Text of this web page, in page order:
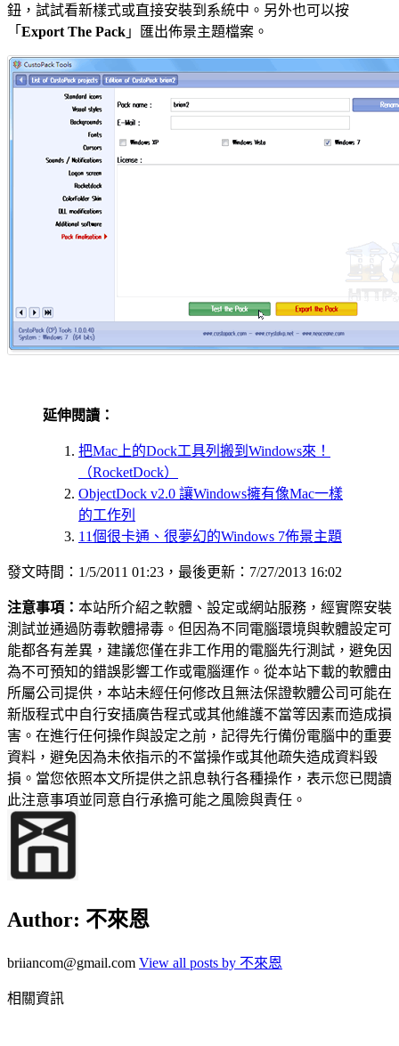
鈕，試試看新樣式或直接安裝到系統中。另外也可以按
「 Export The Pack 」匯出佈景主題檔案。
延伸閱讀：
把Mac上的Dock工具列搬到Windows來！
（RocketDock）
ObjectDock v2.0 讓Windows擁有像Mac一樣
的工作列
11個很卡通、很夢幻的Windows 7佈景主題
發文時間：1/5/2011 01:23，最後更新：7/27/2013 16:02
注意事項： 本站所介紹之軟體、設定或網站服務，經實際安裝
測試並通過防毒軟體掃毒。但因為不同電腦環境與軟體設定可
能都各有差異，建議您僅在非工作用的電腦先行測試，避免因
為不可預知的錯誤影響工作或電腦運作。從本站下載的軟體由
所屬公司提供，本站未經任何修改且無法保證軟體公司可能在
新版程式中自行安插廣告程式或其他維護不當等因素而造成損
害。在進行任何操作與設定之前，記得先行備份電腦中的重要
資料，避免因為未依指示的不當操作或其他疏失造成資料毀
損。當您依照本文所提供之訊息執行各種操作，表示您已閱讀
此注意事項並同意自行承擔可能之風險與責任。
Author: 不來恩
briiancom@gmail.com View all posts by 不來恩
相關資訊